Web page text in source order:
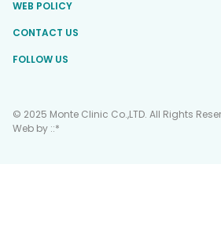
WEB POLICY
CONTACT US
FOLLOW US
© 2025 Monte Clinic Co.,LTD. All Rights
Web by ::*